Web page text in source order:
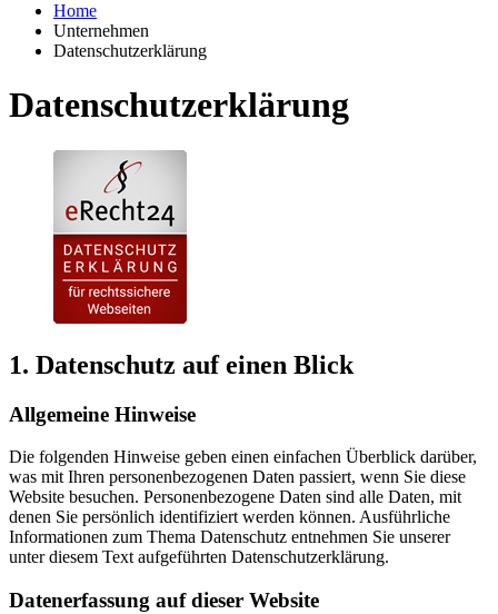
Home
Unternehmen
Datenschutzerklärung
Datenschutzerklärung
1. Datenschutz auf einen Blick
Allgemeine Hinweise
Die folgenden Hinweise geben einen einfachen Überblick darüber,
was mit Ihren personenbezogenen Daten passiert, wenn Sie diese
Website besuchen. Personenbezogene Daten sind alle Daten, mit
denen Sie persönlich identifiziert werden können. Ausführliche
Informationen zum Thema Datenschutz entnehmen Sie unserer
unter diesem Text aufgeführten Datenschutzerklärung.
Datenerfassung auf dieser Website